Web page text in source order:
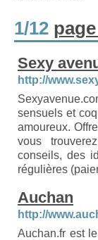
1/12
Sexy
http://
sensuels et
amoureux.
vous
conseils, des
régulières
Auchan
http://
Auchan.fr est